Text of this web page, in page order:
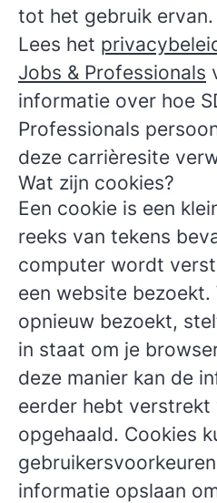
tot het gebruik ervan.
Lees het
Jobs & Professionals
informatie over hoe
Professionals
deze carrièresite
Wat zijn cookies?
Een cookie is een
reeks van tekens
computer wordt
een website bezoekt.
opnieuw bezoekt,
in staat om je
deze manier kan de
eerder hebt verstrekt
opgehaald. Cookies
informatie opslaan